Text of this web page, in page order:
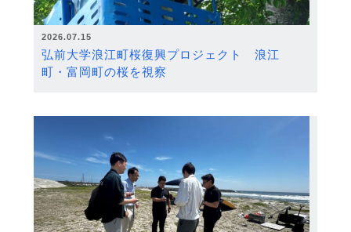
2026.07.15
弘前大学浪江町桜復興プロジェクト 浪江
町・富岡町の桜を視察